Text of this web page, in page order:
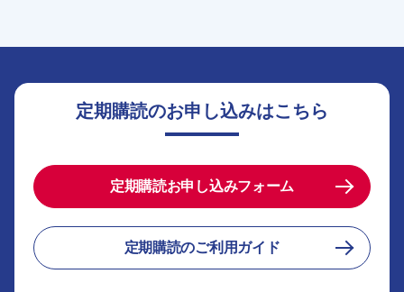
定期購読のお申し込みはこちら
定期購読お申し込みフォーム
定期購読のご利用ガイド